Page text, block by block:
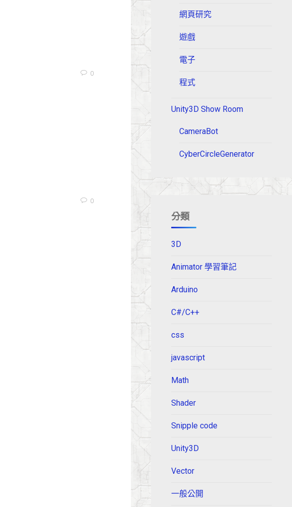
0
0
網頁研究
遊戲
電子
程式
Unity3D Show Room
CameraBot
CyberCircleGenerator
分類
3D
Animator 學習筆記
Arduino
C#/C++
css
javascript
Math
Shader
Snipple code
Unity3D
Vector
一般公開